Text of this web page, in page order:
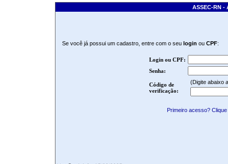
ASSEC-RN -
Se você já possui um cadastro, entre com o seu login ou CPF:
Login ou CPF:
Senha:
Código de
verificação:
(Digite abaixo
Primeiro acesso?